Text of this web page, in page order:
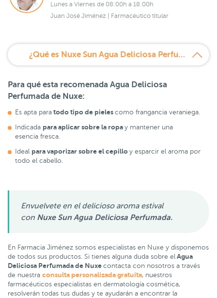
Lunes a Viernes de 08:00h a 18:00h
Juan José Jiménez | Farmacéutico titular
¿Qué es Nuxe Sun Agua Deliciosa Perfumada?
Para qué esta recomenada Agua Deliciosa
Perfumada de Nuxe:
Es apta para todo tipo de pieles como frangancia veraniega.
Indicada para aplicar sobre la ropa y mantener una
esencia fresca.
Ideal para vaporizar sobre el cepillo y esparcir el aroma por
todo el cabello.
Envuelvete en el delicioso aroma estival
con Nuxe Sun Agua Deliciosa Perfumada.
En Farmacia Jiménez somos especialistas en Nuxe y disponemos
de todos sus productos. Si tienes alguna duda sobre el Agua
Deliciosa Perfumada de Nuxe contacta con nosotros a través
de nuestra consulta personalizada gratuita, nuestros
farmacéuticos especialistas en dermatología cosmética,
resolverán todas tus dudas y te ayudarán a encontrar la